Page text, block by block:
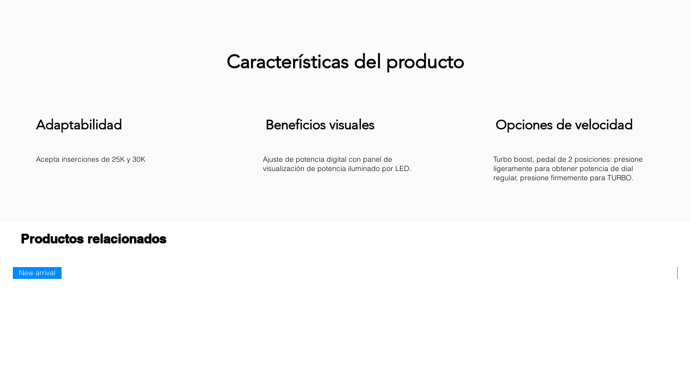
Características del producto
Adaptabilidad
Acepta inserciones de 25K y 30K
Beneficios visuales
Ajuste de potencia digital con panel de
visualización de potencia iluminado por LED.
Opciones de velocidad
Turbo boost, pedal de 2 posiciones: presione
ligeramente para obtener potencia de dial
regular, presione firmemente para TURBO.
Productos relacionados
New arrival